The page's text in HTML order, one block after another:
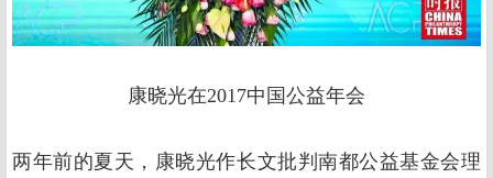
康晓光在2017中国公益年会
两年前的夏天，康晓光作长文批判南都公益基金会理